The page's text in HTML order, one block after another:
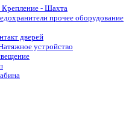
Крепление - Шахта
прочее оборудование
дверей
устройство